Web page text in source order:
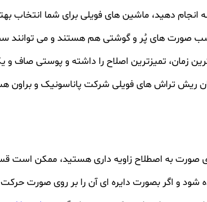
دهید، ماشین های فویلی برای شما انتخاب
صورت های پُر و گوشتی هم هستند و می توانند
زمان، تمیزترین اصلاح را داشته و پوستی صاف
ریش تراش های فویلی شرکت پاناسونیک و براون
صورت به اصطلاح زاویه داری هستید، ممکن است
و اگر بصورت دایره ای آن را بر روی صورت